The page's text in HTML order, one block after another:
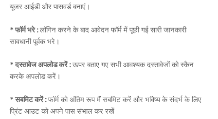
यूजर आईडी और पासवर्ड बनाएं।
* फॉर्म भरे :लॉगिन करने के बाद आवेदन फॉर्म में पूछी गई सारी जानकारी
सावधानी पूर्वक भरे।
* दस्तावेज अपलोड करें :ऊपर बताए गए सभी आवश्यक दस्तावेजों को स्कैन
करके अपलोड करें।
* सबमिट करें :फॉर्म को अंतिम रूप मैं सबमिट करें और भविष्य के संदर्भ के लिए
प्रिंट आउट को अपने पास संभाल कर रखें